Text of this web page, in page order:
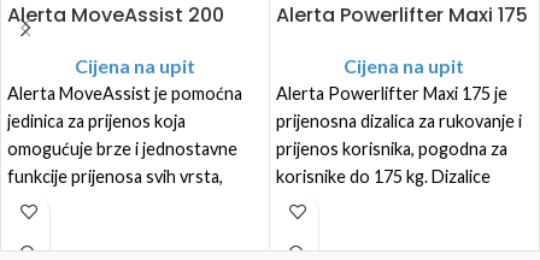
Alerta MoveAssist 200
Cijena na upit
Alerta MoveAssist je pomoćna
jedinica za prijenos koja
omogućuje brze i jednostavne
funkcije prijenosa svih vrsta,
zahtijevajući minimalnu pomoć
Alerta Powerlifter Maxi 175
Cijena na upit
Alerta Powerlifter Maxi 175 je
prijenosna dizalica za rukovanje i
prijenos korisnika, pogodna za
korisnike do 175 kg. Dizalice
Alerta Powerlifter dizajnirane su